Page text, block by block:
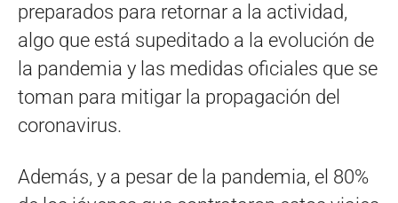
preparados para retornar a la actividad,
algo que está supeditado a la evolución de
la pandemia y las medidas oficiales que se
toman para mitigar la propagación del
coronavirus.
Además, y a pesar de la pandemia, el 80%